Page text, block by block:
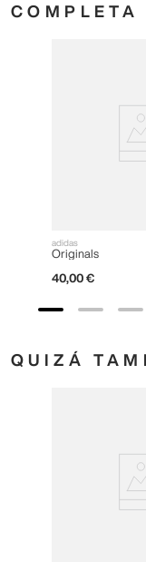
COMPLETA
adidas
Originals
40,00 €
QUIZÁ